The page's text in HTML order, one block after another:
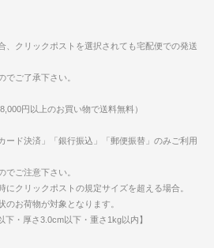
、クリックポストを選択されても宅配便での発送
でご了承下さい。
円以上のお買い物で送料無料）
ード決済」「銀行振込」「郵便振替」のみご利用
ご注意下さい。
にクリックポストの規定サイズを超える場合。
のお荷物が対象となります。
・厚さ3.0cm以下・重さ1kg以内】